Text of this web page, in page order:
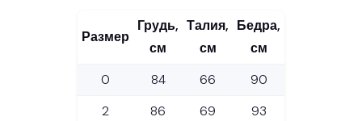
Размер
Грудь,
см
Талия,
см
Бедра,
см
0
84 66
90
2
86 69
93